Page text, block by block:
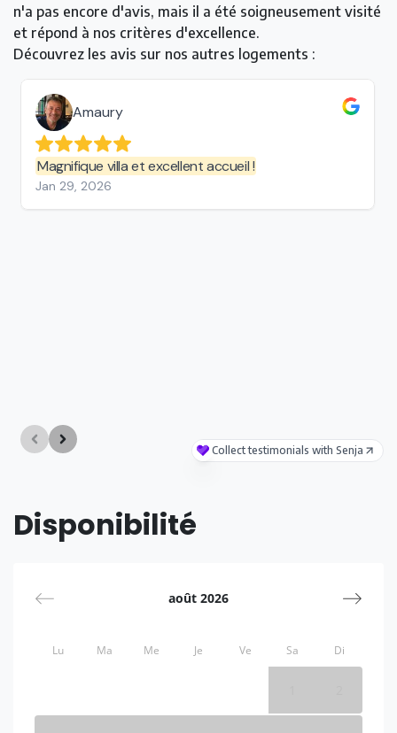
n'a pas encore d'avis, mais il a été soigneusement visité
et répond à nos critères d'excellence.
Découvrez les avis sur nos autres logements :
Disponibilité
août 2026
Lu Ma Me Je Ve Sa Di